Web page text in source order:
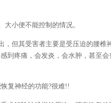
小便不能控制的情况。
，但其受害者主要是受压迫的腰椎
到疼痛，会发炎，会水肿，甚至
复神经的功能?很难!!